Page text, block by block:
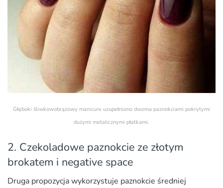
Głęboki śliwkowobrązowy manicure uzupełniono dwoma paznokciami pokrytymi
dużymi metalicznymi płatkami.
2. Czekoladowe paznokcie ze złotym
brokatem i negative space
Druga propozycja wykorzystuje paznokcie średniej